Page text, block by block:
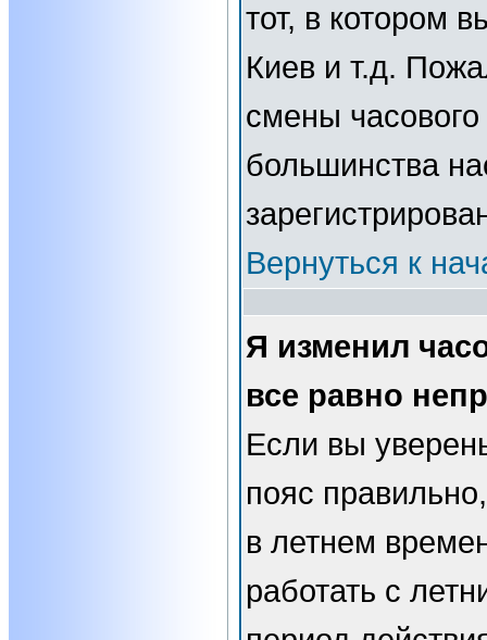
тот, в котором
Киев и т.д.
смены
большинства
Вернуться к
Я изменил
все равно
Если вы
пояс
в летнем
работать с